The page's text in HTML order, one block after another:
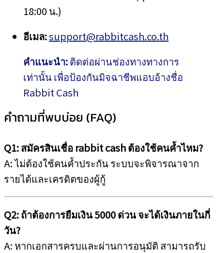
18:00 น.)
อีเมล:support@rabbitcash.co.th
คำแนะนำ:ติดต่อผ่านช่องทางทางการ
เท่านั้น เพื่อป้องกันมิจฉาชีพแอบอ้างชื่อ
Rabbit Cash
คำถามที่พบบ่อย (FAQ)
Q1: สมัครสินเชื่อ rabbit cash ต้องใช้คนค้ำไหม?
A: ไม่ต้องใช้คนค้ำประกัน ระบบจะพิจารณาจาก
รายได้และเครดิตของผู้กู้
Q2: ถ้าต้องการยืมเงิน 5000 ด่วน จะได้เงินภายในกี่
วัน?
A: หากเอกสารครบและผ่านการอนุมัติ สามารถรับ